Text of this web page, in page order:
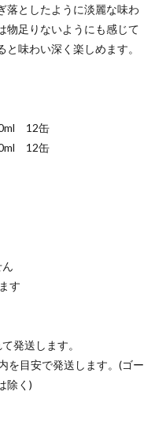
落としたように淡麗な味わ
物足りないようにも感じて
味わい深く楽しめます。
12缶
12缶
す
発送します。
を目安で発送します。(ゴー
除く)